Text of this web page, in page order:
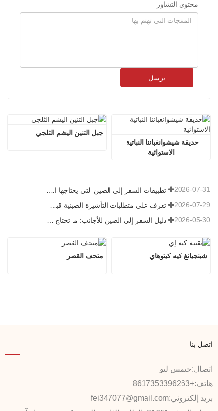
محتوى التشاور
يرسل
جبل التنين اليشم الثلجي
الاستوائية
2026-07-31
2026-07-29
دليل السفر إلى الصين للأجانب: ما تحتاج معرفته قبل الزيارة 2026-05-30
متحف القصر شينجيانغ كيه كيتوهاي
اتصل بنا
اتصال:جيمس ليو
هاتف:+8617353396263
بريد إلكتروني:fei347077@gmail.com